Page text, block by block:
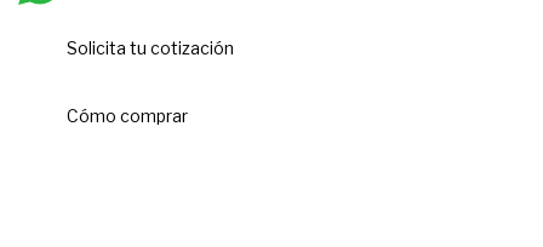
Solicita tu cotización
Cómo comprar